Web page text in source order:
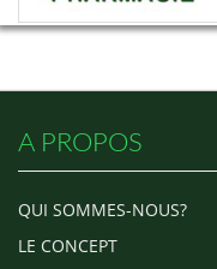
A PROPOS
QUI SOMMES-NOUS?
LE CONCEPT